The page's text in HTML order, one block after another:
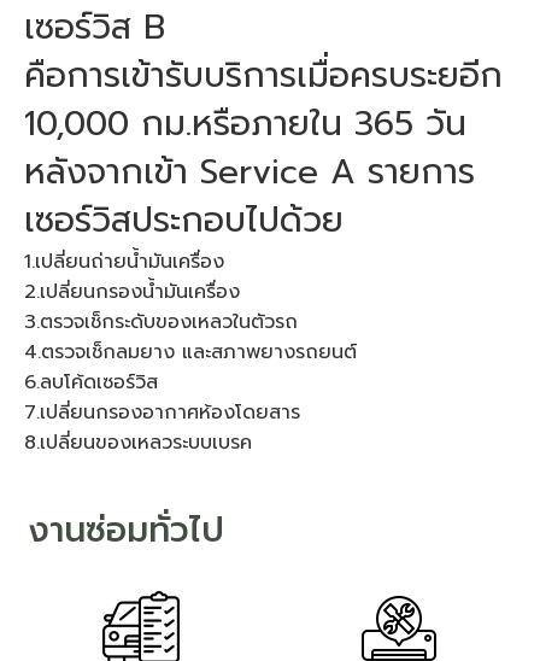
เซอร์วิส B
คือการเข้ารับบริการเมื่อครบระยอีก
10,000 กม.หรือภายใน 365 วัน
หลังจากเข้า Service A รายการ
เซอร์วิสประกอบไปด้วย
1.เปลี่ยนถ่ายน้ำมันเครื่อง
2.เปลี่ยนกรองน้ำมันเครื่อง
3.ตรวจเช็กระดับของเหลวในตัวรถ
4.ตรวจเช็กลมยาง และสภาพยางรถยนต์
6.ลบโค้ดเซอร์วิส
7.เปลี่ยนกรองอากาศห้องโดยสาร
8.เปลี่ยนของเหลวระบบเบรค
งานซ่อมทั่วไป